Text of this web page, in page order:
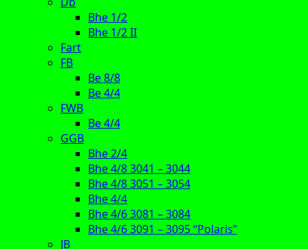
Bhe 1/2
Bhe 1/2 II
Fart
FB
Be 8/8
Be 4/4
FWB
Be 4/4
GGB
Bhe 2/4
Bhe 4/8 3041 – 3044
Bhe 4/8 3051 – 3054
Bhe 4/4
Bhe 4/6 3081 – 3084
Bhe 4/6 3091 – 3095 “Polaris”
JB